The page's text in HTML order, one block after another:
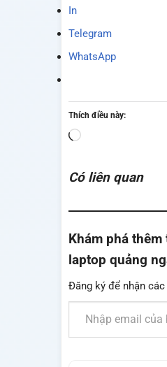
In
Telegram
WhatsApp
Thích điều này:
Đang
Có liên quan
Khám phá
laptop quảng
Đăng ký để nhận
Nhập email của bạn…